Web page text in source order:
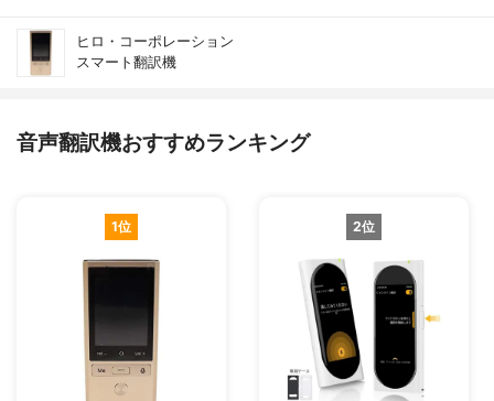
ヒロ・コーポレーション
スマート翻訳機
音声翻訳機おすすめランキング
1位 2位